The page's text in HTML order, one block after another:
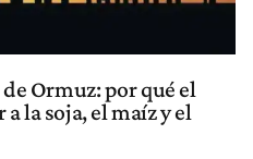
Ormuz: por qué el
la soja, el maíz y el